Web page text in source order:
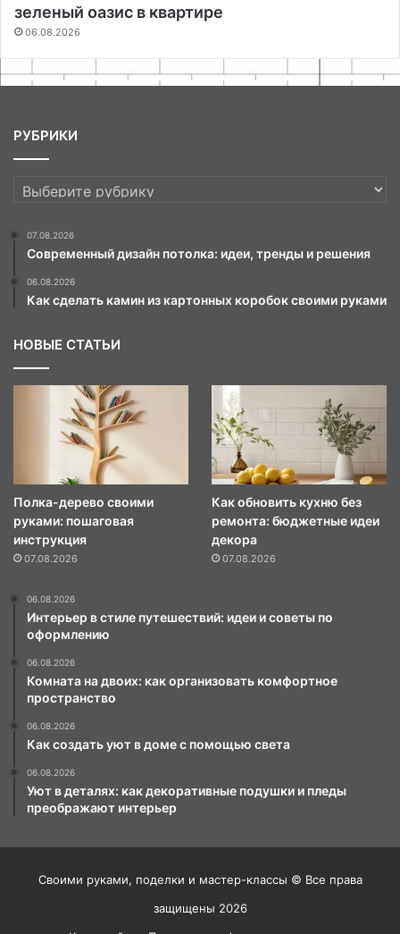
зеленый оазис в квартире
06.08.2026
РУБРИКИ
РУБРИКИ
07.08.2026
Современный дизайн потолка: идеи, тренды и решения
06.08.2026
Как сделать камин из картонных коробок своими руками
НОВЫЕ СТАТЬИ
Полка-дерево своими
руками: пошаговая
инструкция
07.08.2026
Как обновить кухню без
ремонта: бюджетные идеи
декора
07.08.2026
06.08.2026
Интерьер в стиле путешествий: идеи и советы по
оформлению
06.08.2026
Комната на двоих: как организовать комфортное
пространство
06.08.2026
Как создать уют в доме с помощью света
06.08.2026
Уют в деталях: как декоративные подушки и пледы
преображают интерьер
Своими руками, поделки и мастер-классы © Все права
защищены 2026